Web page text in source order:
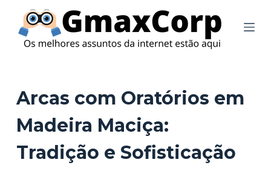
u
p
Arcas com Oratórios em
Madeira Maciça:
Tradição e Sofisticação